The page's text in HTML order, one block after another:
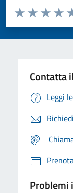
Valuta da 1 a 5 stelle
Valuta 3
Valuta 2
Valuta 1 stelle
Contatta
Leggi
Problemi